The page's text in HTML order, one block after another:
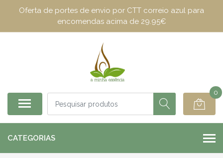
Oferta de portes de envio por CTT correio azul para
encomendas acima de 29.95€
0
CATEGORIAS